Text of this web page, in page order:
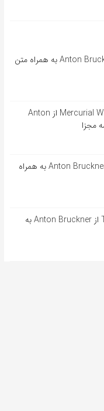
آهنگ آلمانی Zerrissen از Anton Bruckner به همراه متن
آهنگ آلمانی Mercurial Worst Case Band از Anton
آهنگ آلمانی Wer wir sind از Anton Bruckner به همراه
آهنگ آلمانی Tochterkomplex از Anton Bruckner به